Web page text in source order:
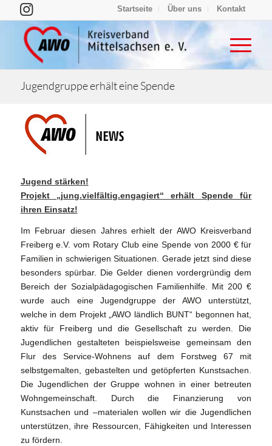
Startseite Über uns Kontakt
Jugendgruppe erhält eine Spende
Jugend stärken!
Projekt „jung.vielfältig.engagiert“ erhält Spende für
ihren Einsatz!
Im Februar diesen Jahres erhielt der AWO Kreisverband
Freiberg e.V. vom Rotary Club eine Spende von 2000 € für
Familien in schwierigen Situationen. Gerade jetzt sind diese
besonders spürbar. Die Gelder dienen vordergründig dem
Bereich der Sozialpädagogischen Familienhilfe. Mit 200 €
wurde auch eine Jugendgruppe der AWO unterstützt,
welche in dem Projekt „AWO ländlich BUNT“ begonnen hat,
aktiv für Freiberg und die Gesellschaft zu werden. Die
Jugendlichen gestalteten beispielsweise gemeinsam den
Flur des Service-Wohnens auf dem Forstweg 67 mit
selbstgemalten, gebastelten und getöpferten Kunstsachen.
Die Jugendlichen der Gruppe wohnen in einer betreuten
Wohngemeinschaft. Durch die Finanzierung von
Kunstsachen und –materialen wollen wir die Jugendlichen
unterstützen, ihre Ressourcen, Fähigkeiten und Interessen
zu fördern.